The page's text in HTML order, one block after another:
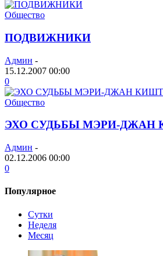
Общество
ПОДВИЖНИКИ
Админ -
15.12.2007 00:00
0
Общество
ЭХО СУДЬБЫ МЭРИ-ДЖАН
Админ -
02.12.2006 00:00
0
Популярное
Сутки
Неделя
Месяц